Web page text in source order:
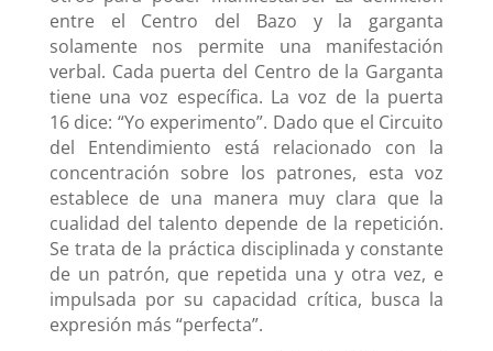
entre el Centro del Bazo y la garganta
solamente nos permite una manifestación
verbal. Cada puerta del Centro de la Garganta
tiene una voz específica. La voz de la puerta
16dice: “Yo experimento”. Dado que el Circuito
del Entendimiento está relacionado con la
concentración sobre los patrones, esta voz
establece de una manera muy clara que la
cualidad del talento depende de la repetición.
Se trata de la práctica disciplinada y constante
de un patrón, que repetida una y otra vez, e
impulsada por su capacidad crítica, busca la
expresión más “perfecta”.